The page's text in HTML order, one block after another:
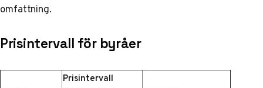
omfattning.
Prisintervall för byråer
Prisintervall